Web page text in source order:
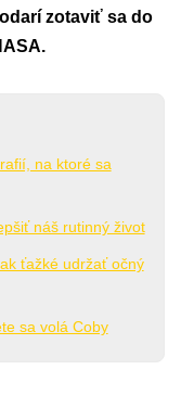
zotaviť sa do
na ktoré sa
náš rutinný život
ťažké udržať očný
sa volá Coby